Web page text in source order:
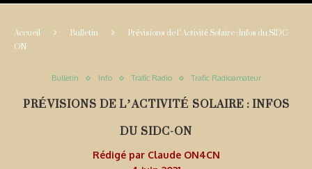
Accueil Bulletin Prévisions de l’Activité Solaire : Infos du SIDC-
ON
Bulletin Info Trafic Radio Trafic Radioamateur
PRÉVISIONS DE L’ACTIVITÉ SOLAIRE : INFOS
DU SIDC-ON
Rédigé par Claude ON4CN